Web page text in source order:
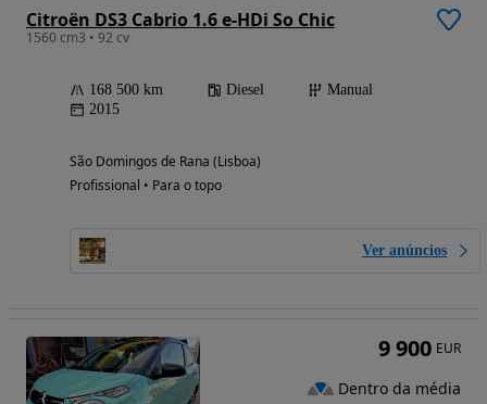
Citroën DS3 Cabrio 1.6 e-HDi So Chic
1560 cm3 • 92 cv
168 500 km Diesel
Manual
2015
São Domingos de Rana (Lisboa)
Profissional • Para o topo
Ver anúncios
9 900 EUR
Dentro da média